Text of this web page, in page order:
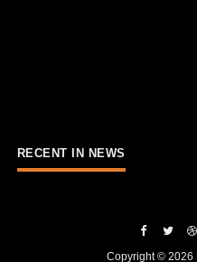
RECENT IN NEWS
Copyright ©2026